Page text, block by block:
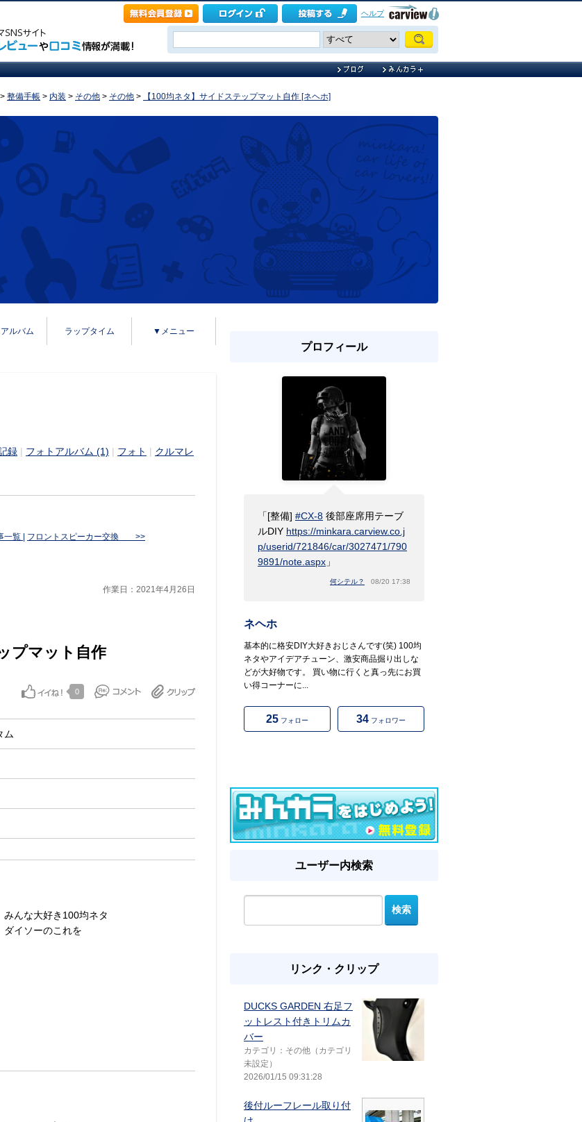
ヘルプ
> 整備手帳 > 内装 > その他 > その他 > 【100均ネタ】サイドステップマット自作 [ネヘホ]
ルバム ラップタイム ▼メニュー
録 | フォトアルバム (1) | フォト | クルマレ
一覧 | フロントスピーカー交換 >>
作業日：2021年4月26日
プマット自作
0
ム
みんな大好き100均ネタ
ダイソーのこれを
プロフィール
「[整備] #CX-8 後部座席用テーブ
ルDIY https://minkara.carview.co.j
p/userid/721846/car/3027471/790
9891/note.aspx 」
何シテル？ 08/20 17:38
ネヘホ
基本的に格安DIY大好きおじさんです(笑) 100均
ネタやアイデアチューン、激安商品掘り出しな
どが大好物です。 買い物に行くと真っ先にお買
い得コーナーに...
25 フォロー 34 フォロワー
ユーザー内検索
リンク・クリップ
DUCKS GARDEN 右足フ
ットレスト付きトリムカ
バー
カテゴリ：その他（カテゴリ
未設定）
2026/01/15 09:31:28
後付ルーフレール取り付